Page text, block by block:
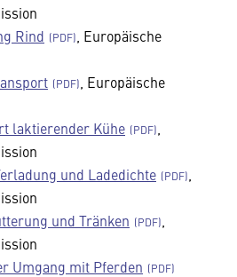
Rind
, Europäische
, Europäische
laktierender Kühe
und Ladedichte
und Tränken
Umgang mit Pferden